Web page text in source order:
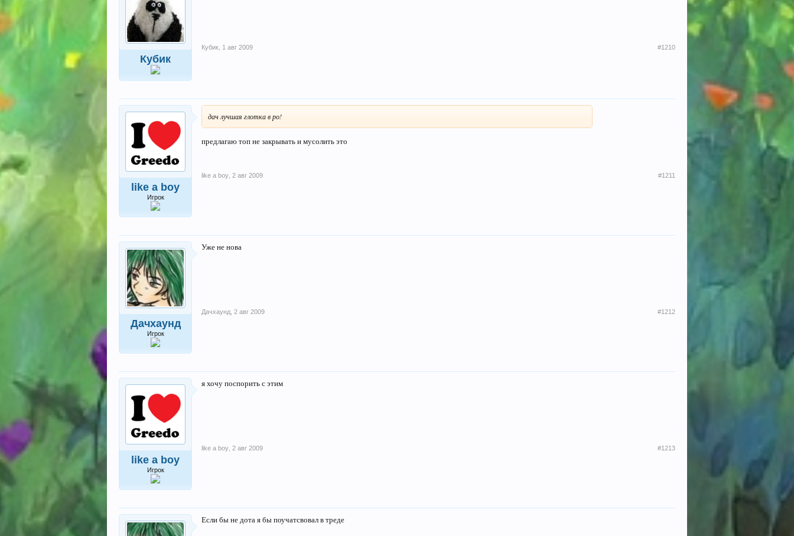
Кубик
Кубик 1 авг 2009 #1210
like a boy
Игрок
дач лучшая глотка в ро!
предлагаю топ не закрывать и мусолить это
like a boy 2 авг 2009 #1211
Дачхаунд
Игрок
Уже не нова
Дачхаунд 2 авг 2009 #1212
like a boy
Игрок
я хочу поспорить с этим
like a boy 2 авг 2009 #1213
Если бы не дота я бы поучатсвовал в треде